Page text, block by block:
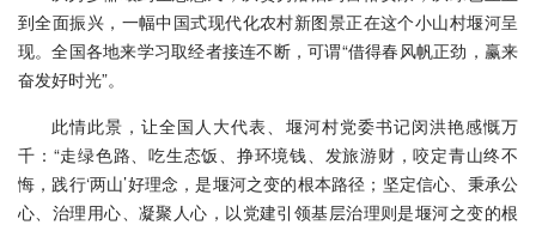
到全面振兴，一幅中国式现代化农村新图景正在这个小山村堰河呈
现。全国各地来学习取经者接连不断，可谓“借得春风帆正劲，赢来
奋发好时光”。
此情此景，让全国人大代表、堰河村党委书记闵洪艳感慨万
千：“走绿色路、吃生态饭、挣环境钱、发旅游财，咬定青山终不
悔，践行‘两山’好理念，是堰河之变的根本路径；坚定信心、秉承公
心、治理用心、凝聚人心，以党建引领基层治理则是堰河之变的根